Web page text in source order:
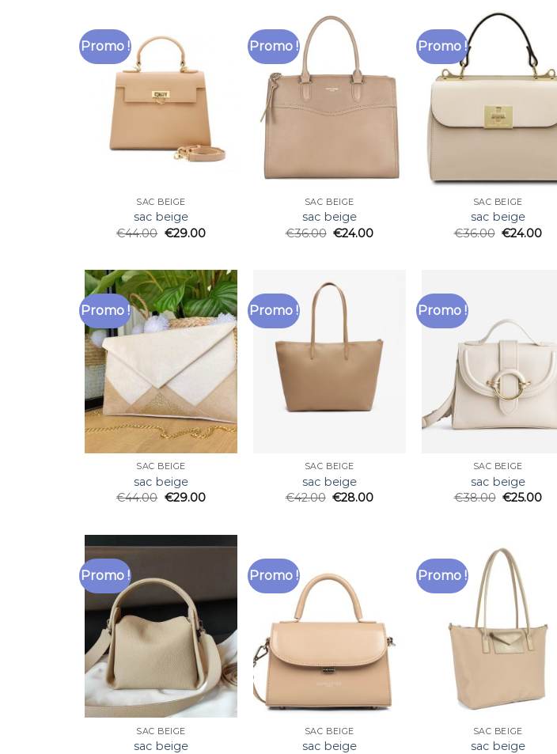
Promo !
SAC BEIGE
sac beige
€44.00 €29.00
Promo !
SAC BEIGE
sac beige
€36.00 €24.00
Promo !
SAC BEIGE
sac beige
€36.00 €24.00
Promo !
SAC BEIGE
sac beige
€44.00 €29.00
Promo !
SAC BEIGE
sac beige
€42.00 €28.00
Promo !
SAC BEIGE
sac beige
€38.00 €25.00
Promo !
SAC BEIGE
sac beige
Promo !
SAC BEIGE
sac beige
Promo !
SAC BEIGE
sac beige